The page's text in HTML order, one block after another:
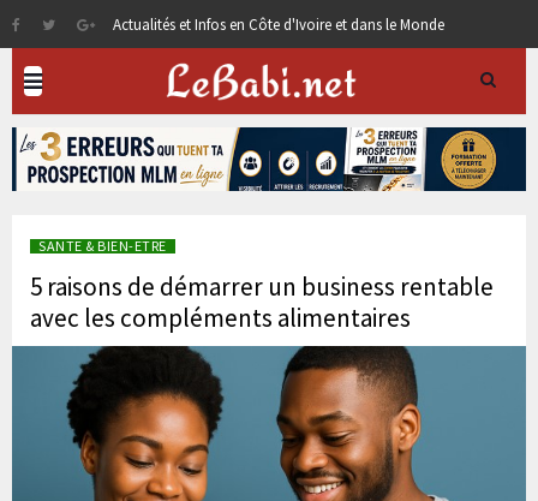
Actualités et Infos en Côte d'Ivoire et dans le Monde
SANTE & BIEN-ETRE
5 raisons de démarrer un business rentable
avec les compléments alimentaires